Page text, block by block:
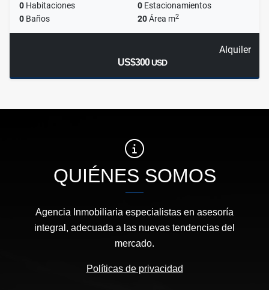
0 Habitaciones 0 Estacionamientos
0 Baños 20Área m2
Alquiler
US$300USD
QUIÉNES SOMOS
Agencia Inmobiliaria especialistas en asesoría
integral, adecuada a las nuevas tendencias del
mercado.
Políticas de privacidad